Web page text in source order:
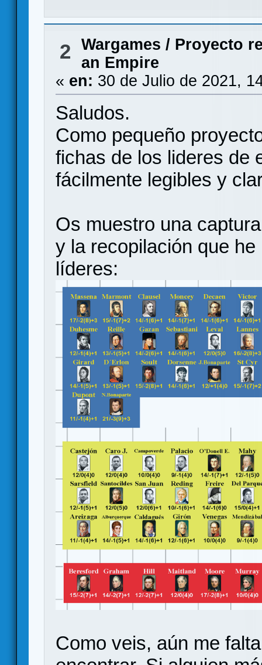
2 Wargames / Proyecto
an Empire
« en: 30 de Julio de 2021,
Saludos.
Como pequeño
fichas de los lideres de
fácilmente legibles y
Os muestro una
y la recopilación que
líderes:
Como veis, aún me